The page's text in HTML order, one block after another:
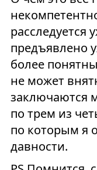
расследуется
предъявлено
более
не может
заключаются
по трем из
по которым я
давности.